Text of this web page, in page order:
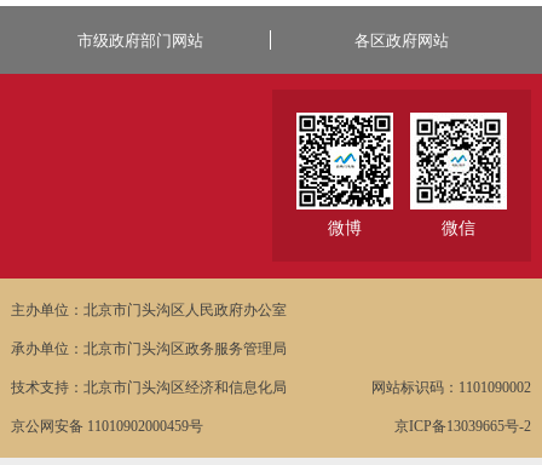
市级政府部门网站 各区政府网站
微博 微信
主办单位：北京市门头沟区人民政府办公室
承办单位：北京市门头沟区政务服务管理局
技术支持：北京市门头沟区经济和信息化局 网站标识码：1101090002
京公网安备 11010902000459号 京ICP备13039665号-2